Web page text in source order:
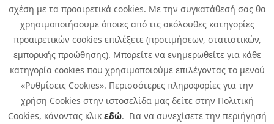
σχέση με τα προαιρετικά cookies. Με την συγκατάθεσή σας θα
χρησιμοποιήσουμε όποιες από τις ακόλουθες κατηγορίες
προαιρετικών cookies επιλέξετε (προτιμήσεων, στατιστικών,
εμπορικής προώθησης). Μπορείτε να ενημερωθείτε για κάθε
κατηγορία cookies που χρησιμοποιούμε επιλέγοντας το μενού
«Ρυθμίσεις Cookies». Περισσότερες πληροφορίες για την
χρήση Cookies στην ιστοσελίδα μας δείτε στην Πολιτική
Cookies, κάνοντας κλικ εδώ. Για να συνεχίσετε την περιήγησή